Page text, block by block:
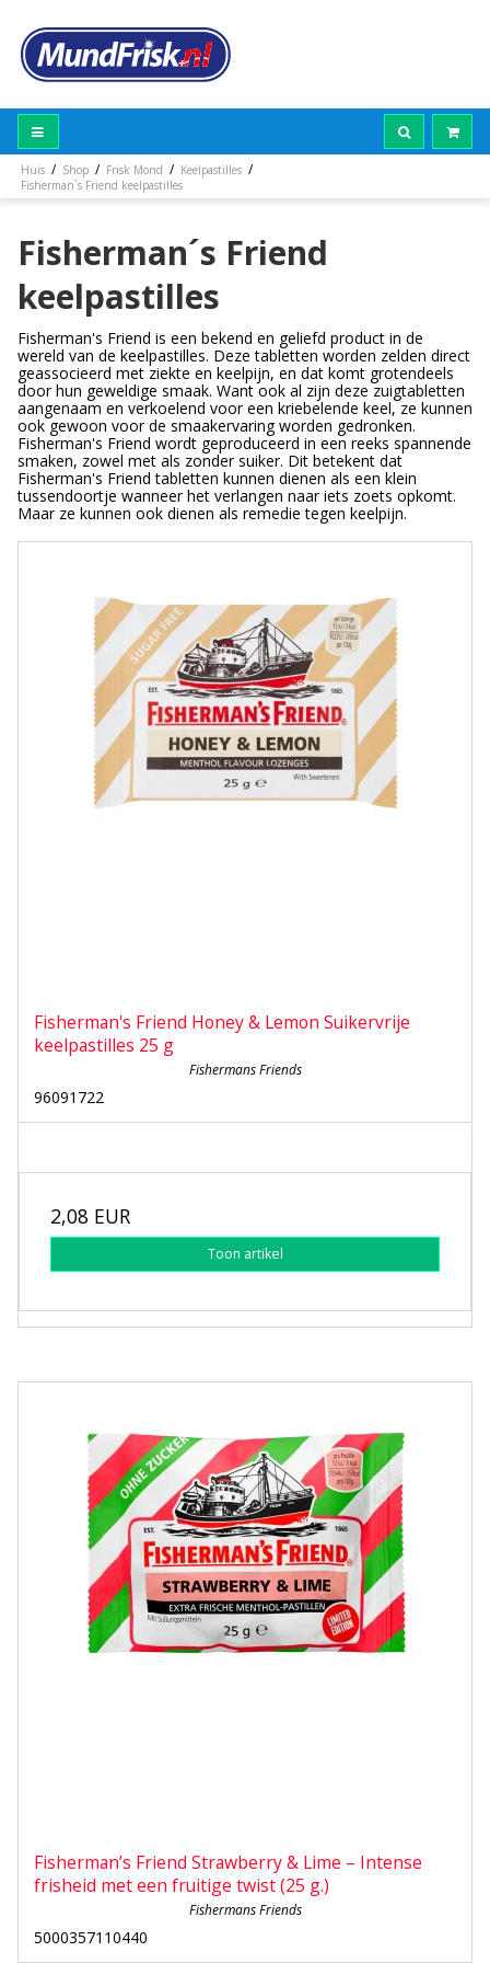
Huis / Shop / Frisk Mond / Keelpastilles /
Fisherman´s Friend keelpastilles
Fisherman´s Friend
keelpastilles
Fisherman's Friend is een bekend en geliefd product in de
wereld van de keelpastilles. Deze tabletten worden zelden direct
geassocieerd met ziekte en keelpijn, en dat komt grotendeels
door hun geweldige smaak. Want ook al zijn deze zuigtabletten
aangenaam en verkoelend voor een kriebelende keel, ze kunnen
ook gewoon voor de smaakervaring worden gedronken.
Fisherman's Friend wordt geproduceerd in een reeks spannende
smaken, zowel met als zonder suiker. Dit betekent dat
Fisherman's Friend tabletten kunnen dienen als een klein
tussendoortje wanneer het verlangen naar iets zoets opkomt.
Maar ze kunnen ook dienen als remedie tegen keelpijn.
Fisherman's Friend Honey & Lemon Suikervrije
keelpastilles 25 g
Fishermans Friends
96091722
2,08 EUR
Toon artikel
Fisherman’s Friend Strawberry & Lime – Intense
frisheid met een fruitige twist (25 g.)
Fishermans Friends
5000357110440